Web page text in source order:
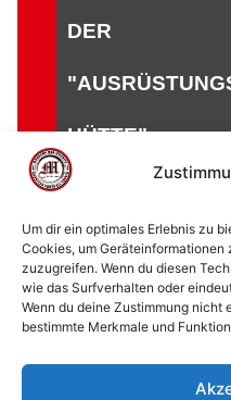
Um dir ein optimales Erlebnis zu
Cookies, um
zuzugreifen. Wenn du diesen
wie das Surfverhalten oder
Wenn du deine Zustimmung
bestimmte Merkmale und
DER
HÜTTE"
© 2002 - 2026
Mercenaries e.V. |die
Datenschutzerklärung